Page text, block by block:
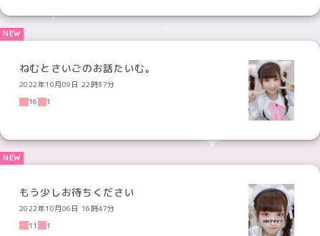
ねむとさいごのお話たいむ。
2022年10月09日 22時37分
16
1
もう少しお待ちください
2022年10月06日 16時47分
11
1